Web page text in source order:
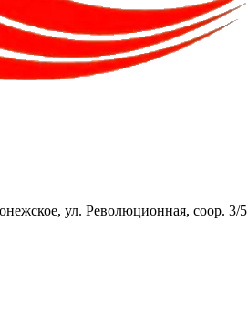
ул. Революционная, соор. 3/5